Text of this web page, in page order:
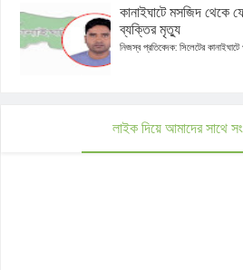
কানাইঘাটে মসজিদ থেকে
ব্যক্তির মৃত্যু
নিজস্ব প্রতিবেদক: সিলেটের কানাইঘাটে
লাইক দিয়ে আমাদের সাথে